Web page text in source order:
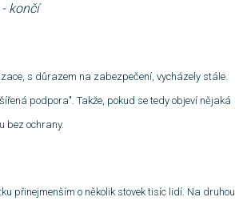
s důrazem na zabezpečení, vycházely stále.
podpora". Takže, pokud se tedy objeví nějaká
bez ochrany.
přinejmenším o několik stovek tisíc lidí. Na druhou